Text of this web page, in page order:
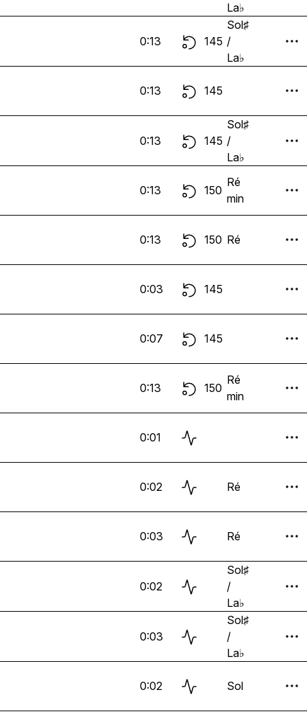
La♭
0:13 145
Sol♯
/
La♭
0:13 145
0:13 145
Sol♯
/
La♭
0:13 150
Ré
min
0:13 150 Ré
0:03 145
0:07 145
0:13 150
Ré
min
0:01
0:02 Ré
0:03 Ré
0:02
Sol♯
/
La♭
0:03
Sol♯
/
La♭
0:02 Sol